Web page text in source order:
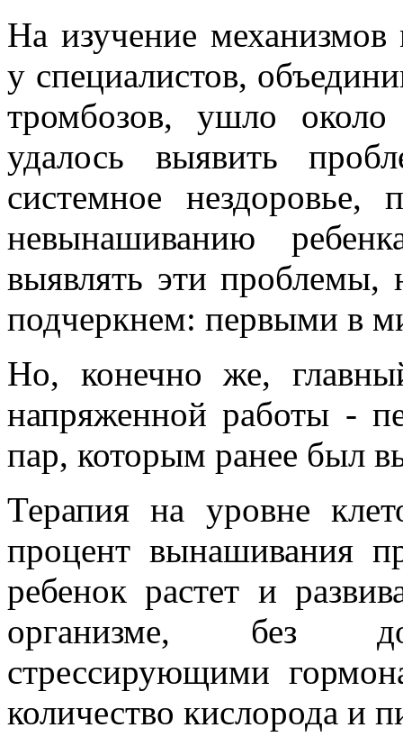
На изучение
у специалистов,
тромбозов, ушло
удалось выявить
системное
невынашиванию
выявлять эти проблемы,
подчеркнем: первыми в
Но, конечно же,
напряженной работы -
пар, которым ранее был
Терапия на уровне
процент вынашивания
ребенок растет и
организме, без
стрессирующими
количество кислорода и